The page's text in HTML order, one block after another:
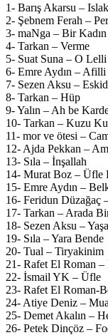
1- Barış Akarsu –
2- Şebnem Ferah –
3- maNga – Bir
4- Tarkan – Verme
5- Suat Suna – O Lelli
6- Emre Aydın – Afilli
7- Sezen Aksu –
8- Tarkan – Hüp
9- Yalın – Ah be
10- Tarkan – Kuzu
11- mor ve ötesi –
12- Ajda Pekkan –
13- Sıla – İnşallah
14- Murat Boz – Üfle
15- Emre Aydın –
16- Feridun Düzağaç
17- Tarkan – Arada
18- Sezen Aksu –
19- Sıla – Yara Bende
20- Tual – Tiryakinim
21- Rafet El Roman –
22- İsmail YK – Üfle
23- Rafet El Roman-
24- Atiye Deniz –
25- Demet Akalın –
26- Petek Dinçöz –